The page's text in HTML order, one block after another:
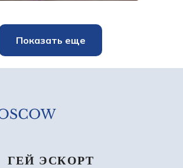
Показать еще
ГЕЙ ЭСКОРТ